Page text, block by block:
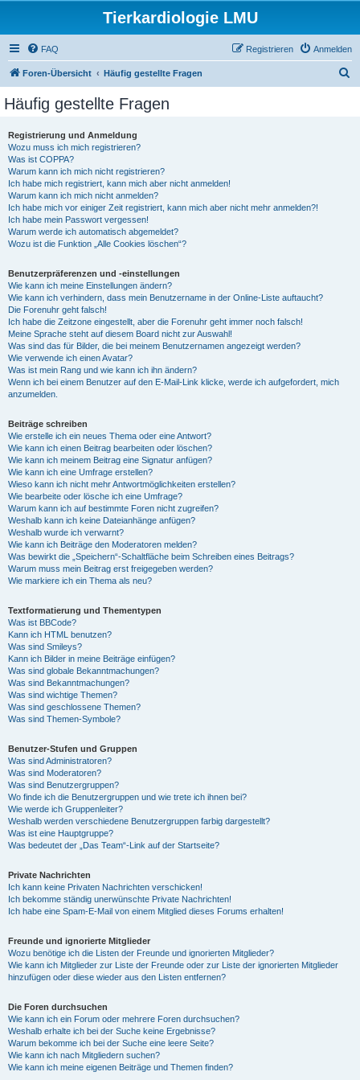
Tierkardiologie LMU
FAQ Anmelden
Registrieren
Foren-Übersicht Häufig gestellte Fragen
Häufig gestellte Fragen
Registrierung und Anmeldung
Wozu muss ich mich registrieren?
Was ist COPPA?
Warum kann ich mich nicht registrieren?
Ich habe mich registriert, kann mich aber nicht anmelden!
Warum kann ich mich nicht anmelden?
Ich habe mich vor einiger Zeit registriert, kann mich aber nicht mehr anmelden?!
Ich habe mein Passwort vergessen!
Warum werde ich automatisch abgemeldet?
Wozu ist die Funktion „Alle Cookies löschen“?
Benutzerpräferenzen und -einstellungen
Wie kann ich meine Einstellungen ändern?
Wie kann ich verhindern, dass mein Benutzername in der Online-Liste auftaucht?
Die Forenuhr geht falsch!
Ich habe die Zeitzone eingestellt, aber die Forenuhr geht immer noch falsch!
Meine Sprache steht auf diesem Board nicht zur Auswahl!
Was sind das für Bilder, die bei meinem Benutzernamen angezeigt werden?
Wie verwende ich einen Avatar?
Was ist mein Rang und wie kann ich ihn ändern?
Wenn ich bei einem Benutzer auf den E-Mail-Link klicke, werde ich aufgefordert, mich
anzumelden.
Beiträge schreiben
Wie erstelle ich ein neues Thema oder eine Antwort?
Wie kann ich einen Beitrag bearbeiten oder löschen?
Wie kann ich meinem Beitrag eine Signatur anfügen?
Wie kann ich eine Umfrage erstellen?
Wieso kann ich nicht mehr Antwortmöglichkeiten erstellen?
Wie bearbeite oder lösche ich eine Umfrage?
Warum kann ich auf bestimmte Foren nicht zugreifen?
Weshalb kann ich keine Dateianhänge anfügen?
Weshalb wurde ich verwarnt?
Wie kann ich Beiträge den Moderatoren melden?
Was bewirkt die „Speichern“-Schaltfläche beim Schreiben eines Beitrags?
Warum muss mein Beitrag erst freigegeben werden?
Wie markiere ich ein Thema als neu?
Textformatierung und Thementypen
Was ist BBCode?
Kann ich HTML benutzen?
Was sind Smileys?
Kann ich Bilder in meine Beiträge einfügen?
Was sind globale Bekanntmachungen?
Was sind Bekanntmachungen?
Was sind wichtige Themen?
Was sind geschlossene Themen?
Was sind Themen-Symbole?
Benutzer-Stufen und Gruppen
Was sind Administratoren?
Was sind Moderatoren?
Was sind Benutzergruppen?
Wo finde ich die Benutzergruppen und wie trete ich ihnen bei?
Wie werde ich Gruppenleiter?
Weshalb werden verschiedene Benutzergruppen farbig dargestellt?
Was ist eine Hauptgruppe?
Was bedeutet der „Das Team“-Link auf der Startseite?
Private Nachrichten
Ich kann keine Privaten Nachrichten verschicken!
Ich bekomme ständig unerwünschte Private Nachrichten!
Ich habe eine Spam-E-Mail von einem Mitglied dieses Forums erhalten!
Freunde und ignorierte Mitglieder
Wozu benötige ich die Listen der Freunde und ignorierten Mitglieder?
Wie kann ich Mitglieder zur Liste der Freunde oder zur Liste der ignorierten Mitglieder
hinzufügen oder diese wieder aus den Listen entfernen?
Die Foren durchsuchen
Wie kann ich ein Forum oder mehrere Foren durchsuchen?
Weshalb erhalte ich bei der Suche keine Ergebnisse?
Warum bekomme ich bei der Suche eine leere Seite?
Wie kann ich nach Mitgliedern suchen?
Wie kann ich meine eigenen Beiträge und Themen finden?